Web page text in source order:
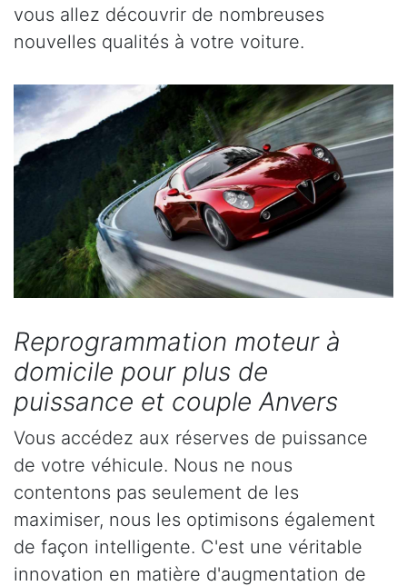
vous allez découvrir de nombreuses
nouvelles qualités à votre voiture.
Reprogrammation moteur à
domicile pour plus de
puissance et couple Anvers
Vous accédez aux réserves de puissance
de votre véhicule. Nous ne nous
contentons pas seulement de les
maximiser, nous les optimisons également
de façon intelligente. C'est une véritable
innovation en matière d'augmentation de